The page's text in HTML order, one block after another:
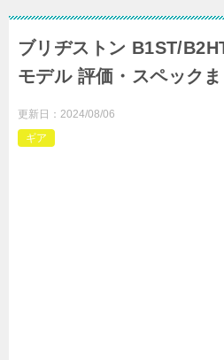
ブリヂストン B1ST/
モデル 評価・スペック
更新日： 2024/08/06
ギア